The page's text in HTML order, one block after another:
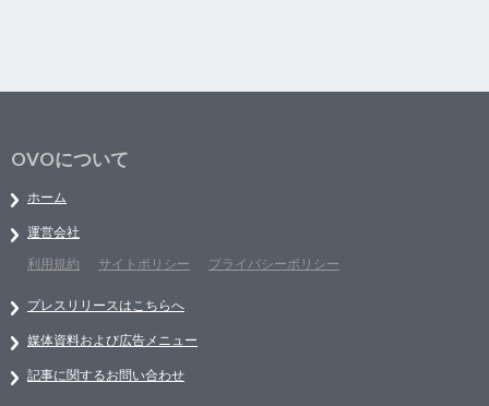
OVOについて
ホーム
運営会社
利用規約
サイトポリシー プライバシーポリシー
プレスリリースはこちらへ
媒体資料および広告メニュー
記事に関するお問い合わせ